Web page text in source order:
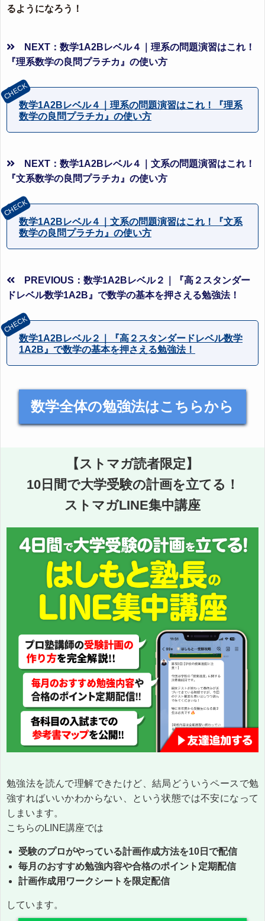
るようになろう！
NEXT：数学1A2Bレベル４｜理系の問題演習はこれ！
『理系数学の良問プラチカ』の使い方
数学1A2Bレベル４｜理系の問題演習はこれ！『理系
数学の良問プラチカ』の使い方
NEXT：数学1A2Bレベル４｜文系の問題演習はこれ！
『文系数学の良問プラチカ』の使い方
数学1A2Bレベル４｜文系の問題演習はこれ！『文系
数学の良問プラチカ』の使い方
PREVIOUS：数学1A2Bレベル２｜『高２スタンダー
ドレベル数学1A2B』で数学の基本を押さえる勉強法！
数学1A2Bレベル２｜『高２スタンダードレベル数学
1A2B』で数学の基本を押さえる勉強法！
数学全体の勉強法はこちらから
【ストマガ読者限定】
10日間で大学受験の計画を立てる！
ストマガLINE集中講座
勉強法を読んで理解できたけど、結局どういうペースで勉
強すればいいかわからない、という状態では不安になって
しまいます。
こちらのLINE講座では
受験のプロがやっている計画作成方法を10日で配信
毎月のおすすめ勉強内容や合格のポイント定期配信
計画作成用ワークシートを限定配信
しています。